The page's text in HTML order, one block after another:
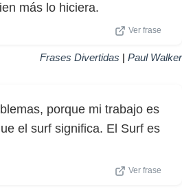
más lo hiciera.
Ver frase
Frases Divertidas | Paul Walker
porque mi trabajo es
el surf significa. El Surf es
Ver frase